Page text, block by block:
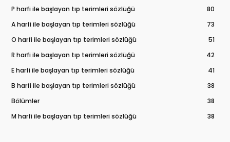
P harfi ile başlayan tıp terimleri sözlüğü
80
A harfi ile başlayan tıp terimleri sözlüğü
73
O harfi ile başlayan tıp terimleri sözlüğü
51
R harfi ile başlayan tıp terimleri sözlüğü
42
E harfi ile başlayan tıp terimleri sözlüğü
41
B harfi ile başlayan tıp terimleri sözlüğü
38
Bölümler
38
M harfi ile başlayan tıp terimleri sözlüğü
38